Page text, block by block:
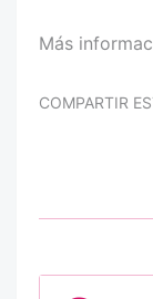
Más
COMPARTIR